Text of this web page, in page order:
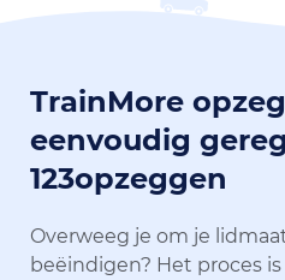
TrainMore
eenvoudig
123opzeggen
Overweeg je om je
beëindigen? Het proces